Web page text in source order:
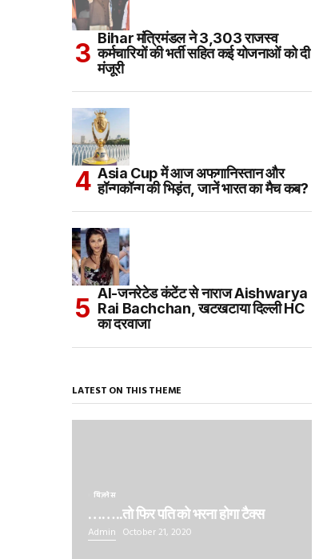
Bihar मंत्रिमंडल ने 3,303 राजस्व
कर्मचारियों की भर्ती सहित कई योजनाओं को दी
मंजूरी
Asia Cup में आज अफगानिस्तान और
हॉन्गकॉन्ग की भिड़ंत, जानें भारत का मैच कब?
AI-जनरेटेड कंटेंट से नाराज Aishwarya
Rai Bachchan, खटखटाया दिल्ली HC
का दरवाजा
LATEST ON THIS THEME
बिज़नेस
……..तो फिर पति को भरना होगा टैक्स
Admin October 21, 2020